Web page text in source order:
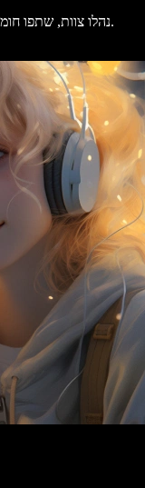
נהלו צוות, שתפו חומרים, עבדו יחד והוציאו פרויקטים מהר מאי פעם.